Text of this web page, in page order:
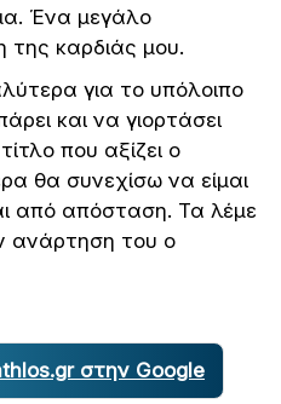
Ένα μεγάλο
καρδιάς μου.
για το υπόλοιπο
και να γιορτάσει
που αξίζει ο
θα συνεχίσω να είμαι
από απόσταση. Τα λέμε
ανάρτηση του ο
στην Google